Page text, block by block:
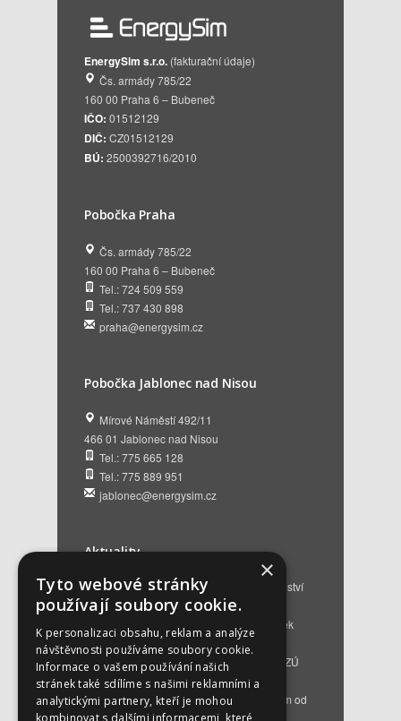
EnergySim s.r.o. (fakturační údaje)
Čs. armády 785/22
160 00 Praha 6 – Bubeneč
IČO: 01512129
DIČ: CZ01512129
BÚ: 2500392716/2010
Pobočka Praha
Čs. armády 785/22
160 00 Praha 6 – Bubeneč
Tel.: 724 509 559
Tel.: 737 430 898
praha@energysim.cz
Pobočka Jablonec nad Nisou
Mírové Náměstí 492/11
466 01 Jablonec nad Nisou
Tel.: 775 665 128
Tel.: 775 889 951
jablonec@energysim.cz
Aktuality
Renovační pasy budov a dotační poradenství
12. 6. 2026
Přehled hlavních změn a nových podmínek
NZÚ 2026 28. 5. 2026
Kompenzace za projektovou přípravu v NZÚ
2025
25. 3. 2026
Novinky v programu Nová zelená úsporám od
roku 2026 16. 3. 2026
×
Tyto webové stránky
používají soubory cookie.
K personalizaci obsahu, reklam a analýze
návštěvnosti používáme soubory cookie.
Informace o vašem používání našich
stránek také sdílíme s našimi reklamními a
analytickými partnery, kteří je mohou
kombinovat s dalšími informacemi, které